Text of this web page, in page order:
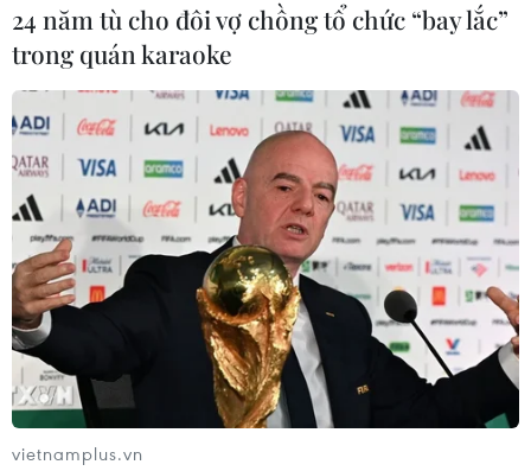
24 năm tù cho đôi vợ chồng tổ chức “bay lắc”
trong quán karaoke
vietnamplus.vn